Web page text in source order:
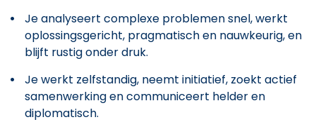
Je analyseert complexe problemen snel, werkt
oplossingsgericht, pragmatisch en nauwkeurig, en
blijft rustig onder druk.
Je werkt zelfstandig, neemt initiatief, zoekt actief
samenwerking en communiceert helder en
diplomatisch.